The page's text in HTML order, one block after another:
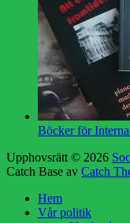
Böcker för
Upphovsrätt © 2026
Catch Base av Catch
Hem
Vår politik